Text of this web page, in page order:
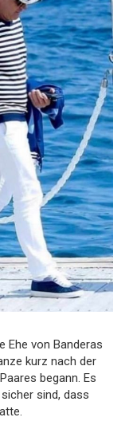
Ehe von Banderas
kurz nach der
begann. Es
sind, dass